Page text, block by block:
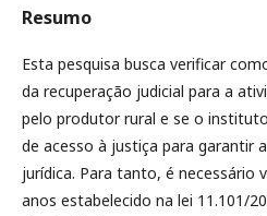
Resumo
Esta pesquisa busca verificar
da recuperação judicial para a
pelo produtor rural e se o
de acesso à justiça para garantir
jurídica. Para tanto, é necessário
anos estabelecido na lei 11.101/